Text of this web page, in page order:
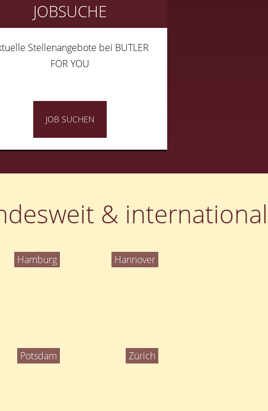
JOBSUCHE
Stellenangebote bei BUTLER
FOR YOU
JOB SUCHEN
& international
Hamburg Hannover
Potsdam Zürich